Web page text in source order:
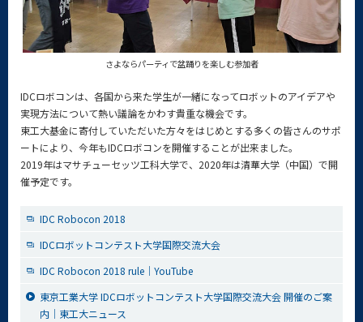
さよならパーティで盆踊りを楽しむ参加者
IDCロボコンは、各国から来た学生が一緒になってロボットのアイデアや
実現方法について熱い議論をかわす貴重な機会です。
東工大基金に寄付していただいた方々をはじめとする多くの皆さんのサポ
ートにより、今年もIDCロボコンを開催することが出来ました。
2019年はマサチューセッツ工科大学で、2020年は清華大学（中国）で開
催予定です。
IDC Robocon 2018
IDCロボットコンテスト大学国際交流大会
IDC Robocon 2018 rule｜YouTube
東京工業大学 IDCロボットコンテスト大学国際交流大会 開催のご案
内｜東工大ニュース